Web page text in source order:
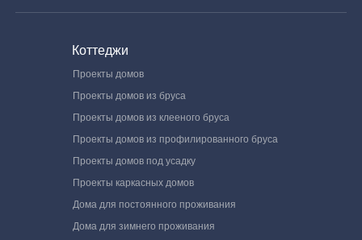
Коттеджи
Проекты домов
Проекты домов из бруса
Проекты домов из клееного бруса
Проекты домов из профилированного бруса
Проекты домов под усадку
Проекты каркасных домов
Дома для постоянного проживания
Дома для зимнего проживания